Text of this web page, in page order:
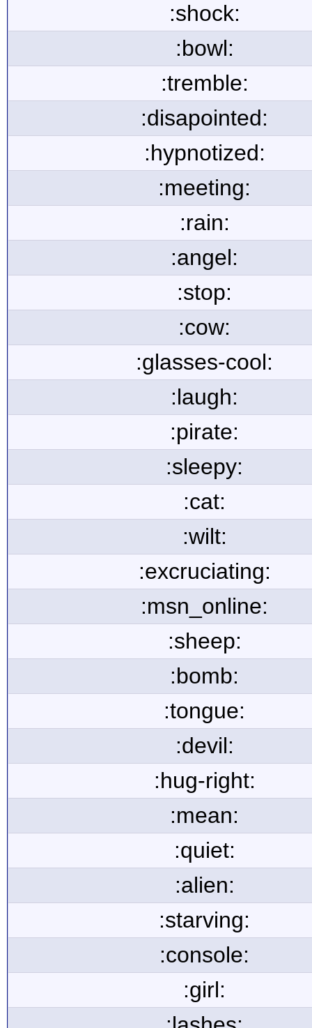
:shock:
:bowl:
:tremble:
:disapointed:
:hypnotized:
:meeting:
:rain:
:angel:
:stop:
:cow:
:glasses-cool:
:laugh:
:pirate:
:sleepy:
:cat:
:wilt:
:excruciating:
:msn_online:
:sheep:
:bomb:
:tongue:
:devil:
:hug-right:
:mean:
:quiet:
:alien:
:starving:
:console:
:girl: